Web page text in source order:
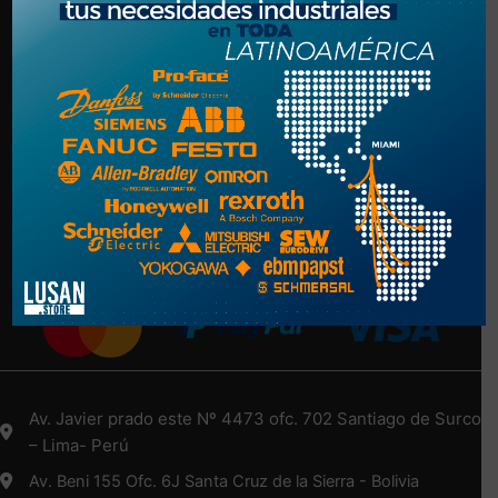
Politica de Privacidad
Términos y Condiciones
NUESTRA EMPRESA
Nosotros
Más Información Aquí
Medios de Pago
Av. Javier prado este Nº 4473 ofc. 702 Santiago de Surco
– Lima- Perú
Av. Beni 155 Ofc. 6J Santa Cruz de la Sierra - Bolivia